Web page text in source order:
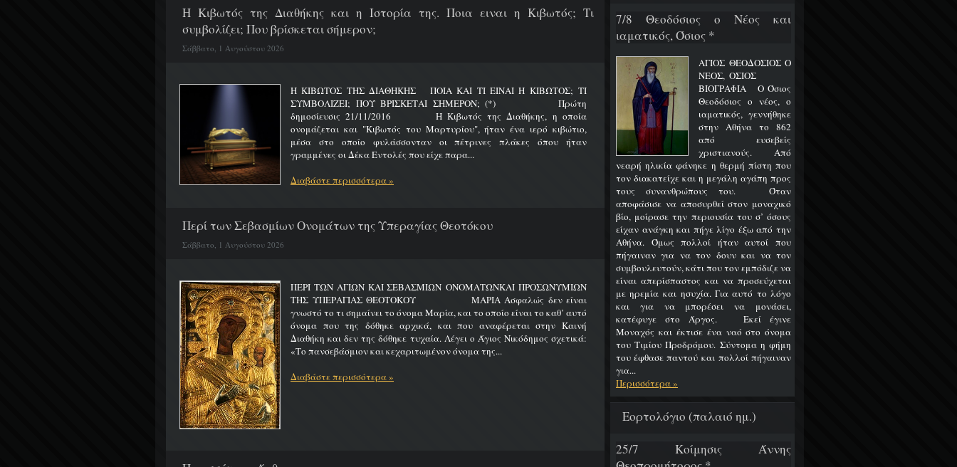
7/8 Θεοδόσιος ο Νέος και
ιαματικός, Όσιος *
ΑΓΙΟΣ ΘΕΟΔΟΣΙΟΣ Ο
ΝΕΟΣ, ΟΣΙΟΣ
ΒΙΟΓΡΑΦΙΑ Ο Όσιος
Θεοδόσιος ο νέος, ο
ιαματικός, γεννήθηκε
στην Αθήνα το 862
από ευσεβείς
χριστιανούς. Από
νεαρή ηλικία φάνηκε η θερμή πίστη που
τον διακατείχε και η μεγάλη αγάπη προς
τους συνανθρώπους του. Όταν
αποφάσισε να αποσυρθεί στον μοναχικό
βίο, μοίρασε την περιουσία του σ’ όσους
είχαν ανάγκη και πήγε λίγο έξω από την
Αθήνα. Όμως πολλοί ήταν αυτοί που
πήγαιναν για να τον δουν και να τον
συμβουλευτούν, κάτι που τον εμπόδιζε να
είναι απερίσπαστος και να προσεύχεται
με ηρεμία και ησυχία. Για αυτό το λόγο
και για να μπορέσει να μονάσει,
κατέφυγε στο Άργος. Εκεί έγινε
Μοναχός και έκτισε ένα ναό στο όνομα
του Τιμίου Προδρόμου. Σύντομα η φήμη
του έφθασε παντού και πολλοί πήγαιναν
για...
Περισσότερα »
Εορτολόγιο (παλαιό ημ.)
25/7 Κοίμησις Άννης
H Κιβωτός της Διαθήκης και η Ιστορία της. Ποια ειναι η Κιβωτός; Τι
συμβολίζει; Που βρίσκεται σήμερον;
Σάββατο, 1 Αυγούστου 2026
Η ΚΙΒΩΤΟΣ ΤΗΣ ΔΙΑΘΗΚΗΣ ΠΟΙΑ ΚΑΙ ΤΙ ΕΙΝΑΙ Η ΚΙΒΩΤΟΣ; ΤΙ
ΣΥΜΒΟΛΙΖΕΙ; ΠΟΥ ΒΡΙΣΚΕΤΑΙ ΣΗΜΕΡΟΝ; (*) Πρώτη
δημοσίευσις 21/11/2016 Η Κιβωτός της Διαθήκης, η οποία
ονομάζεται και "Κιβωτός του Μαρτυρίου", ήταν ένα ιερό κιβώτιο,
μέσα στο οποίο φυλάσσονταν οι πέτρινες πλάκες όπου ήταν
γραμμένες οι Δέκα Εντολές που είχε παρα...
Διαβάστε περισσότερα »
Περί των Σεβασμίων Ονομάτων της Υπεραγίας Θεοτόκου
Σάββατο, 1 Αυγούστου 2026
ΠΕΡΙ ΤΩΝ ΑΓΙΩΝ ΚΑΙ ΣΕΒΑΣΜΙΩΝ ΟΝΟΜΑΤΩΝΚΑΙ ΠΡΟΣΩΝΥΜΙΩΝ
ΤΗΣ ΥΠΕΡΑΓΙΑΣ ΘΕΟΤΟΚΟΥ ΜΑΡΙΑ Ασφαλώς δεν είναι
γνωστό το τι σημαίνει το όνομα Μαρία, και το οποίο είναι το καθ’ αυτό
όνομα που της δόθηκε αρχικά, και που αναφέρεται στην Καινή
Διαθήκη και δεν της δόθηκε τυχαία. Λέγει ο Άγιος Νικόδημος σχετικά:
«Το πανσεβάσμιον και κεχαριτωμένον όνομα της...
Διαβάστε περισσότερα »